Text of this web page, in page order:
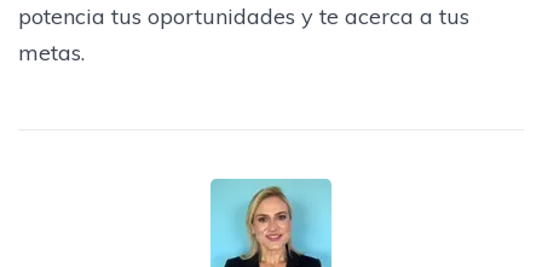
potencia tus oportunidades y te acerca a tus
metas.